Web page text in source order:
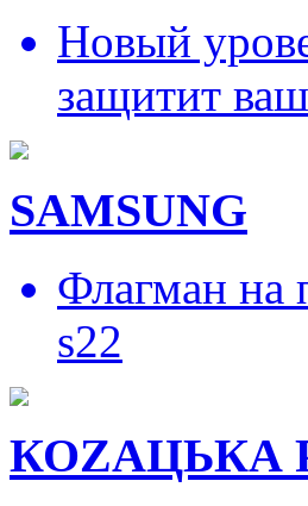
Новый
защитит
SAMSUNG
Флагман на
s22
КОZAЦЬКА